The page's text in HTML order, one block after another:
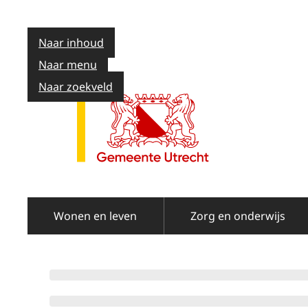
Naar inhoud
Naar menu
Naar zoekveld
Wonen en leven Zorg en onderwijs